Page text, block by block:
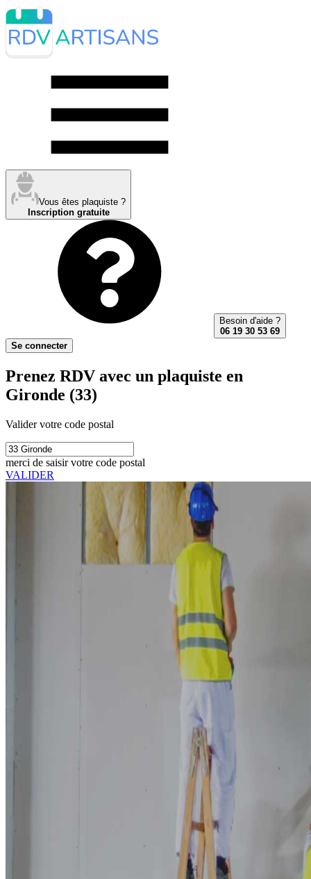
Vous êtes plaquiste ?
Inscription gratuite
Besoin d'aide ?
06 19 30 53 69
Se connecter
Prenez RDV avec un plaquiste en
Gironde (33)
Valider votre code postal
merci de saisir votre code postal
VALIDER